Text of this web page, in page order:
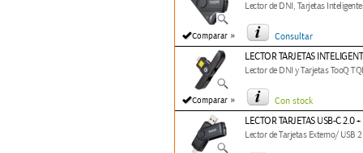
Comparar »
Lector de DNI, Tarjetas
Consultar
Comparar »
LECTOR TARJETAS
Lector de DNI y Tarjetas TooQ
Con stock
LECTOR TARJETAS USB-C 2.0
Lector de Tarjetas Externo/ USB